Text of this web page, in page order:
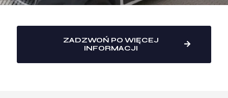
ZADZWOŃ PO WIĘCEJ
INFORMACJI